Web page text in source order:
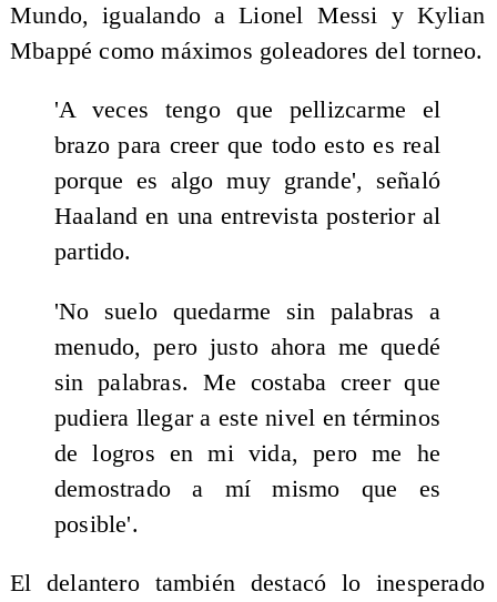
Mundo, igualando a Lionel Messi y Kylian
Mbappé como máximos goleadores del torneo.
'A veces tengo que pellizcarme el
brazo para creer que todo esto es real
porque es algo muy grande', señaló
Haaland en una entrevista posterior al
partido.
'No suelo quedarme sin palabras a
menudo, pero justo ahora me quedé
sin palabras. Me costaba creer que
pudiera llegar a este nivel en términos
de logros en mi vida, pero me he
demostrado a mí mismo que es
posible'.
El delantero también destacó lo inesperado